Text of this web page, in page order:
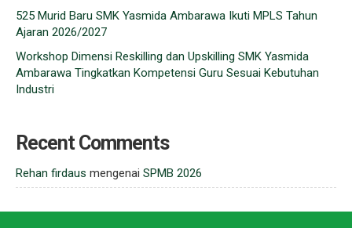
525 Murid Baru SMK Yasmida Ambarawa Ikuti MPLS Tahun
Ajaran 2026/2027
Workshop Dimensi Reskilling dan Upskilling SMK Yasmida
Ambarawa Tingkatkan Kompetensi Guru Sesuai Kebutuhan
Industri
Recent Comments
Rehan firdaus mengenai SPMB 2026